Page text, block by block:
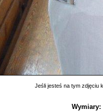
Jeśli jesteś na tym zdjęciu
Wymiary: